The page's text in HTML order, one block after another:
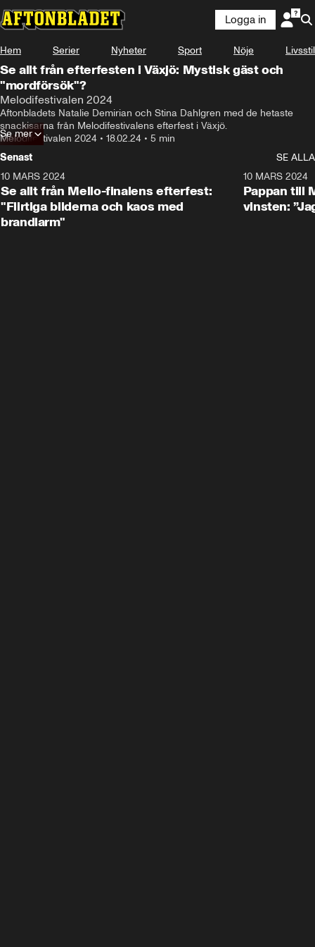
Logga in
Hem Serier Nyheter Sport Nöje Livsstil
Se allt från efterfesten i Växjö: Mystisk gäst och
"mordförsök"?
Melodifestivalen 2024
Aftonbladets Natalie Demirian och Stina Dahlgren med de hetaste
snackisarna från Melodifestivalens efterfest i Växjö.
Melodifestivalen 2024 • 18.02.24 • 5 min
Se mer
Senast
SE ALLA
10 MARS 2024
Se allt från Mello-finalens efterfest:
"Flirtiga bilderna och kaos med
brandlarm"
10 MARS 2024
Pappan till
vinsten: